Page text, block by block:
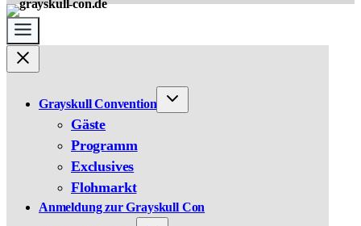
Grayskull Convention
Gäste
Programm
Exclusives
Flohmarkt
Anmeldung zur Grayskull Con